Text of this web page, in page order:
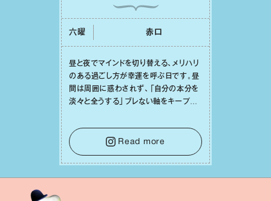
六曜 ⾚⼝
昼と夜でマインドを切り替える、メリハリ
のある過ごし⽅が幸運を呼ぶ⽇です。昼
間は周囲に惑わされず、「⾃分の本分を
淡々と全うする」ブレない軸をキープし
⾔葉に流されないよう、⼼にしっかりブ
レーキをかけること。この意識の切り替
えが、あなたに確かな安⼼感をもたらす
はずです。
Read more